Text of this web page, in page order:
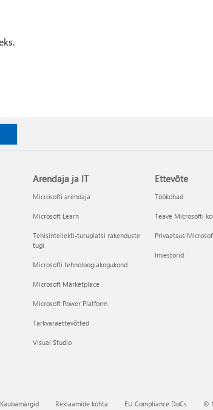
Arendaja ja IT
Microsofti arendaja
Microsoft Learn
Tehisintellekti-turuplatsi rakenduste
tugi
Microsofti tehnoloogiakogukond
Microsoft Marketplace
Microsoft Power Platform
Tarkvaraettevõtted
Visual Studio
Ettevõte
Töökohad
Teave Microsofti
Privaatsus
Investorid
Kaubamärgid Reklaamide kohta EU Compliance DoCs ©